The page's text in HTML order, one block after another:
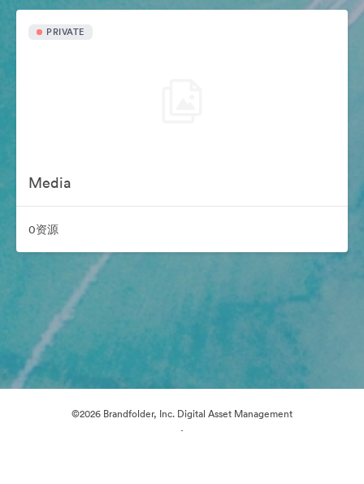
PRIVATE
Media
0资源
©2026 Brandfolder, Inc. Digital Asset Management
·